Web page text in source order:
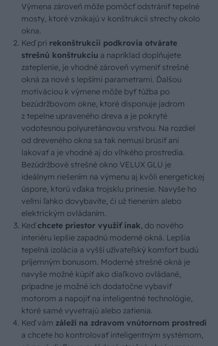
Výmena zároveň môže pomôcť odstrániť tepelné
mosty, ktoré vznikajú v konštrukcii strechy okolo
okna.
Keď pri rekonštrukcii podkrovia otvárate
strešnú konštrukciu a napríklad doplňujete
zateplenie, je vhodné zároveň vymeniť strešné
okná za nové s lepšími parametrami. Ďalšou
motiváciou k výmene môže byť túžba po
bezúdržbovom okne, ktoré disponuje jadrom
z tepelne upraveného dreva a je pokryté
vodotesnou polyuretánovou vrstvou. Na rozdiel
od dreveného okna sa tak nemusí brúsiť ani
lakovať a je vhodné aj do vlhkého prostredia.
Bezúdržbové strešné okno VELUX GLU je
ideálnym riešením na výmenu aj kvôli energetickej
úspore, ktorú vďaka trojsklu prinesie. Navyše ho
veľmi ľahko dovybavíte, či už tienením alebo
elektrickým ovládaním.
Keďchcete priestor využiť inak , do nového
interiéru lepšie zapadnú moderné okná. Lepšia
tepelná izolácia a vyšší užívateľský komfort budú
príjemným bonusom. Moderné strešné okná je
navyše možné kúpiť ako diaľkovo ovládané,
prípadne je možné ich dodatočne vybaviť
motorom a napojiť na inteligentné technológie,
ktoré samé vyvetrajú alebo zatienia.
Keď vám záleží na zdravom vnútornom prostredí
a chcete ho kontrolovať inteligentným systémom,